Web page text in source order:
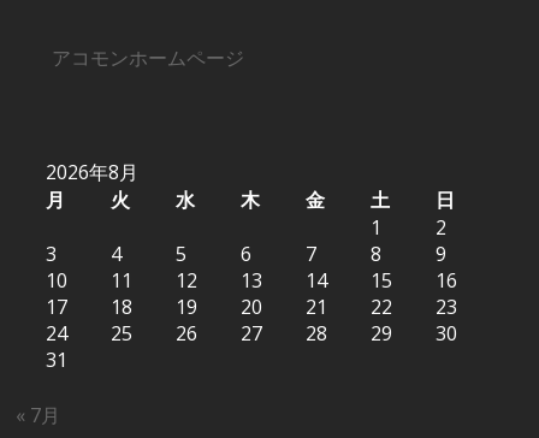
アコモンホームページ
2026年8月
月
火 水 木 金 土
日
1
2
3
4 5 6 7 8
9
10
11 12 13 14 15
16
17
18 19 20 21 22
23
24
25 26 27 28 29
30
31
« 7月